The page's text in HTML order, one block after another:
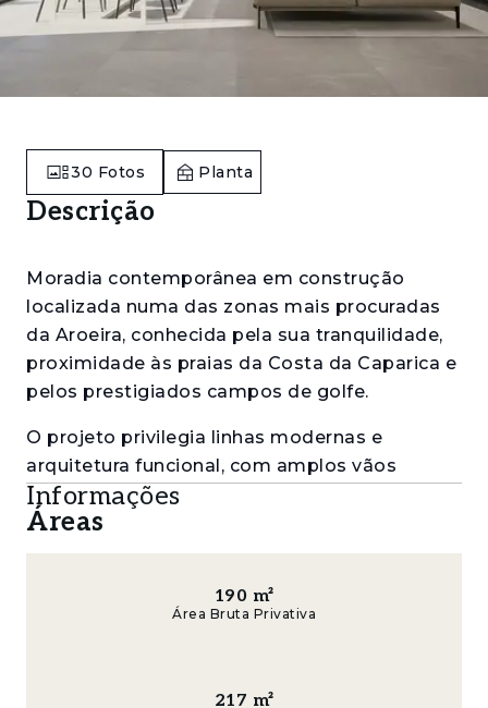
30 Fotos Planta
Descrição
Moradia contemporânea em construção
localizada numa das zonas mais procuradas
da Aroeira, conhecida pela sua tranquilidade,
proximidade às praias da Costa da Caparica e
pelos prestigiados campos de golfe.
O projeto privilegia linhas modernas e
arquitetura funcional, com amplos vãos
envidraçados que proporcionam excelente
luminosidade natural e uma forte ligação
entre os espaços interiores e exteriores. A
elevada qualidade e acabamentos
Informações
Áreas
190 m²
Área Bruta Privativa
217 m²